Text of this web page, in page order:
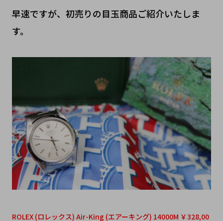
早速ですが、初売りの目玉商品ご紹介いたしま
す。
ROLEX (ロレックス) Air-King (エアーキング) 14000M ￥328,00